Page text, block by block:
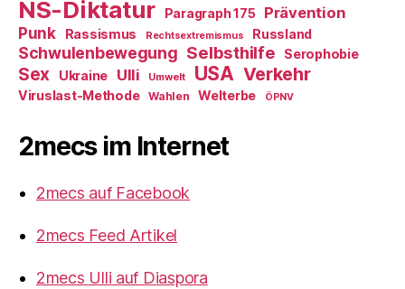
NS-Diktatur Paragraph 175
Prävention
Punk
Rassismus Rechtsextremismus Russland
Schwulenbewegung Selbsthilfe Serophobie
Sex Ukraine Ulli Umwelt USA Verkehr
Viruslast-Methode Wahlen Welterbe ÖPNV
2mecs im Internet
2mecs auf Facebook
2mecs Feed Artikel
2mecs Ulli auf Diaspora